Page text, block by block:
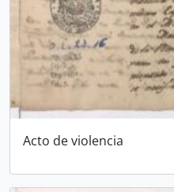
Acto de violencia